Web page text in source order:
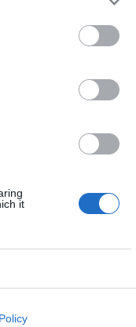
it